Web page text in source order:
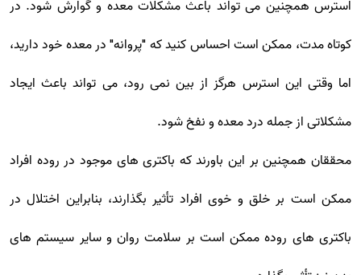
استرس همچنین می تواند باعث مشکلات معده و گوارش شود. در
کوتاه مدت، ممکن است احساس کنید که "پروانه" در معده خود دارید،
اما وقتی این استرس هرگز از بین نمی رود، می تواند باعث ایجاد
مشکلاتی از جمله درد معده و نفخ شود.
محققان همچنین بر این باورند که باکتری های موجود در روده افراد
ممکن است بر خلق و خوی افراد تأثیر بگذارند، بنابراین اختلال در
باکتری های روده ممکن است بر سلامت روان و سایر سیستم های